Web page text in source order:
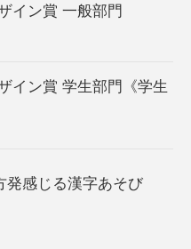
イン賞 一般部門
イン賞 学生部門《学生
発感じる漢字あそび